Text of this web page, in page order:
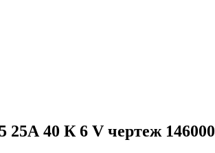
40 К 6 V чертеж 146000